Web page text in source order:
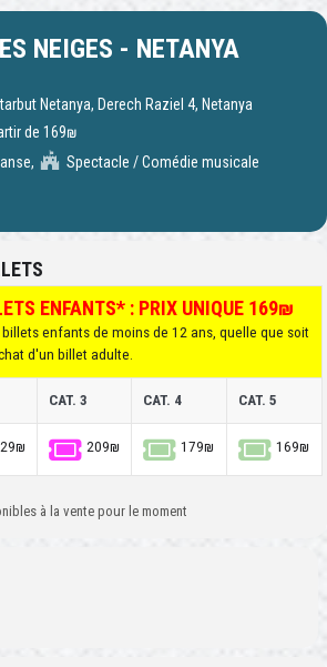
NEIGES - NETANYA
Netanya, Derech Raziel 4, Netanya
de 169₪
Spectacle / Comédie musicale
ENFANTS* : PRIX UNIQUE 169₪
enfants de moins de 12 ans, quelle que soit
d'un billet adulte.
CAT. 3 CAT. 4 CAT. 5
209₪ 179₪ 169₪
à la vente pour le moment